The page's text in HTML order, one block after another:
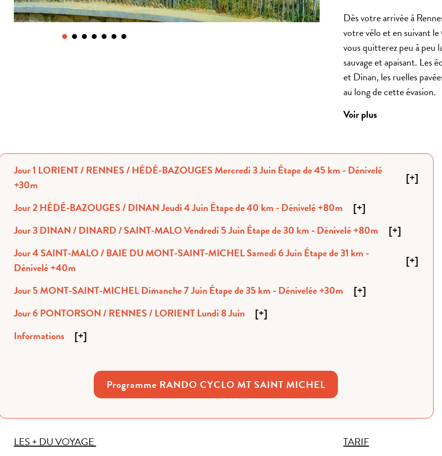
Dès votre arrivée à
votre vélo et en suivant
vous quitterez peu à peu
sauvage et apaisant. Les
et Dinan, les ruelles
au long de cette évasion.
Voir plus
Jour 1 LORIENT / RENNES / HÉDÉ-BAZOUGES Mercredi 3 Juin Étape de 45 km - Dénivelé
+30m
[+]
Jour 2 HÉDÉ-BAZOUGES / DINAN Jeudi 4 Juin Étape de 40 km - Dénivelé +80m [+]
Jour 3 DINAN / DINARD / SAINT-MALO Vendredi 5 Juin Étape de 30 km - Dénivelé +80m
[+]
Jour 4 SAINT-MALO / BAIE DU MONT-SAINT-MICHEL Samedi 6 Juin Étape de 31 km -
Dénivelé +40m
[+]
Jour 5 MONT-SAINT-MICHEL Dimanche 7 Juin Étape de 35 km - Dénivelée +30m [+]
Jour 6 PONTORSON / RENNES / LORIENT Lundi 8 Juin
[+]
Informations
[+]
Programme RANDO CYCLO MT SAINT MICHEL
LES + DU VOYAGE
TARIF